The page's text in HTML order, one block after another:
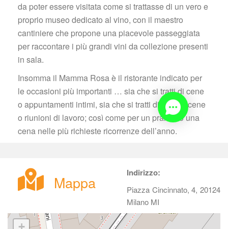
da poter essere visitata come si trattasse di un vero e
proprio museo dedicato al vino, con il maestro
cantiniere che propone una piacevole passeggiata
per raccontare i più grandi vini da collezione presenti
in sala.
Insomma il Mamma Rosa è il ristorante indicato per
le occasioni più importanti … sia che si tratti di cene
o appuntamenti intimi, sia che si tratti di pranzi, cene
o riunioni di lavoro; così come per un pranzo o una
cena nelle più richieste ricorrenze dell’anno.
Mappa Indirizzo:
Piazza Cincinnato, 4, 20124
Milano MI